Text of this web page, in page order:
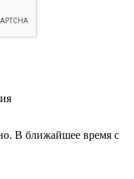
В ближайшее время с